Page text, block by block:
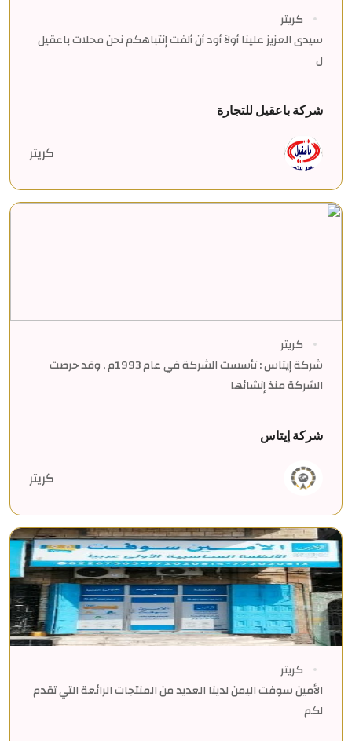
كريتر
سيدى العزيز علينا أولاَ أود أن ألفت إنتباهكم نحن محلات باعقيل
ل
شركة باعقيل للتجارة
كريتر
كريتر
شركة إيتاس : تأسست الشركة في عام 1993م , وقد حرصت
الشركة منذ إنشائها
شركة إيتاس
كريتر
كريتر
الأمين سوفت اليمن لدينا العديد من المنتجات الرائعة التي تقدم
لكم